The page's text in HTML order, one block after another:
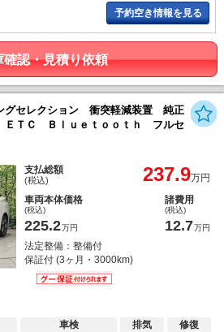
予約空き情報を見る
確認・見積り依頼
グセレクション 衝突軽減装置 純正
ＴＣ Ｂｌｕｅｔｏｏｔｈ フルセ
支払総額
(税込) 237.9万円
車両本体価格
(税込)
225.2万円
諸費用
(税込)
12.7万円
法定整備：整備付
保証付 (3ヶ月・3000km)
車検
排気
修復